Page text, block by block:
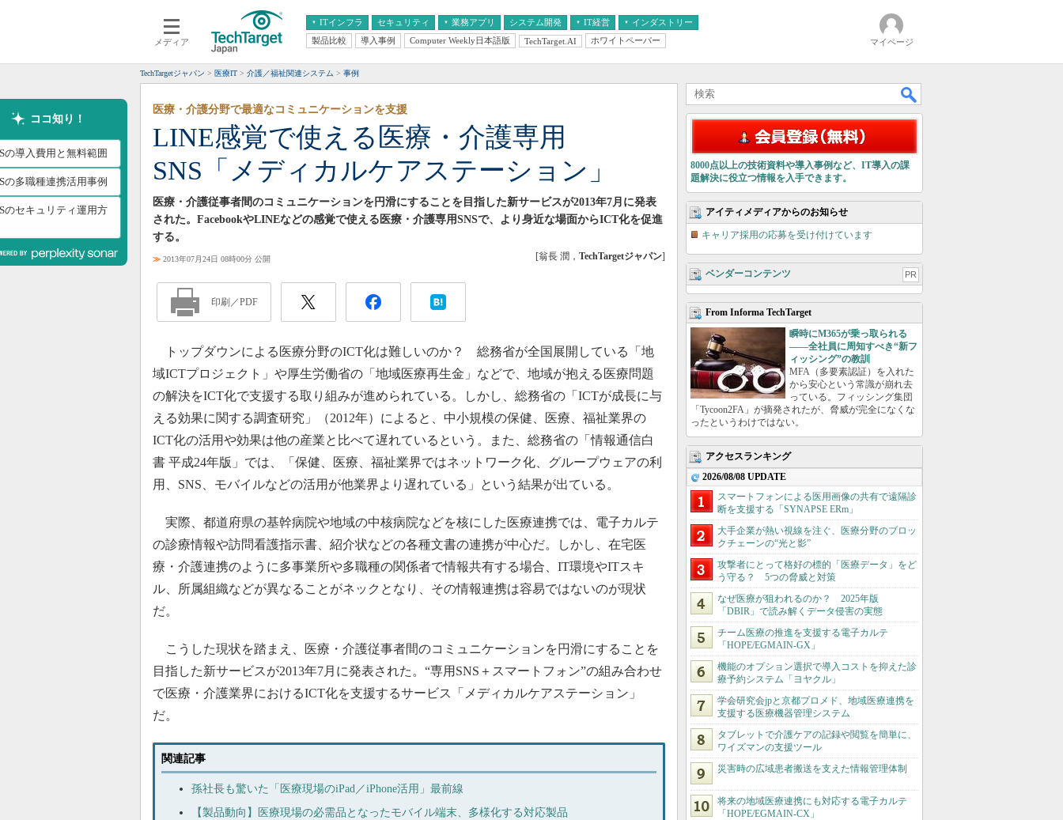
メディア
ITインフラ
クラウド
スマートモバイル
ネットワーク
システム運用管理
セキュリティ 業務アプリ
エンタープライズAI
ERP
CX
情報系システム
システム開発 IT経営
経営とIT
インダストリー
医療IT
製品比較 導入事例 Computer Weekly日本語版 TechTarget.AI ホワイトペーパー マイページ
TechTargetジャパン 医療IT 介護／福祉関連システム 事例
ココ知り！
の導入費用と無料範囲
の多職種連携活用事例
のセキュリティ運用方
LINE感覚で使える医療・介護専用
SNS「メディカルケアステーション」
医療・介護分野で最適なコミュニケーションを支援
医療・介護従事者間のコミュニケーションを円滑にすることを目指した新サービスが2013年7月に発表
された。FacebookやLINEなどの感覚で使える医療・介護専用SNSで、より身近な場面からICT化を促進
する。
≫ 2013年07月24日 08時00分 公開 [翁長 潤， TechTargetジャパン]
印刷／PDF
トップダウンによる医療分野のICT化は難しいのか？ 総務省が全国展開している「地
域ICTプロジェクト」や厚生労働省の「地域医療再生金」などで、地域が抱える医療問題
の解決をICT化で支援する取り組みが進められている。しかし、総務省の「ICTが成長に与
える効果に関する調査研究」（2012年）によると、中小規模の保健、医療、福祉業界の
ICT化の活用や効果は他の産業と比べて遅れているという。また、総務省の「情報通信白
書 平成24年版」では、「保健、医療、福祉業界ではネットワーク化、グループウェアの利
用、SNS、モバイルなどの活用が他業界より遅れている」という結果が出ている。
実際、都道府県の基幹病院や地域の中核病院などを核にした医療連携では、電子カルテ
の診療情報や訪問看護指示書、紹介状などの各種文書の連携が中心だ。しかし、在宅医
療・介護連携のように多事業所や多職種の関係者で情報共有する場合、IT環境やITスキ
ル、所属組織などが異なることがネックとなり、その情報連携は容易ではないのが現状
だ。
こうした現状を踏まえ、医療・介護従事者間のコミュニケーションを円滑にすることを
目指した新サービスが2013年7月に発表された。“専用SNS＋スマートフォン”の組み合わせ
で医療・介護業界におけるICT化を支援するサービス「メディカルケアステーション」
だ。
関連記事
孫社長も驚いた「医療現場のiPad／iPhone活用」最前線
【製品動向】医療現場の必需品となったモバイル端末、多様化する対応製品
8000点以上の技術資料や導入事例など、IT導入の課
題解決に役立つ情報を入手できます。
アイティメディアからのお知らせ
キャリア採用の応募を受け付けています
ベンダーコンテンツ PR
From Informa TechTarget
瞬時にM365が乗っ取られる
――全社員に周知すべき“新フ
ィッシング”の教訓
MFA（多要素認証）を入れた
から安心という常識が崩れ去
っている。フィッシング集団
「Tycoon2FA」が摘発されたが、脅威が完全になくな
ったというわけではない。
アクセスランキング
2026/08/08 UPDATE
スマートフォンによる医用画像の共有で遠隔診
断を支援する「SYNAPSE ERm」
大手企業が熱い視線を注ぐ、医療分野のブロッ
クチェーンの“光と影”
攻撃者にとって格好の標的「医療データ」をど
う守る？ 5つの脅威と対策
なぜ医療が狙われるのか？ 2025年版
「DBIR」で読み解くデータ侵害の実態
チーム医療の推進を支援する電子カルテ
「HOPE/EGMAIN-GX」
機能のオプション選択で導入コストを抑えた診
療予約システム「ヨヤクル」
学会研究会jpと京都プロメド、地域医療連携を
支援する医療機器管理システム
タブレットで介護ケアの記録や閲覧を簡単に、
ワイズマンの支援ツール
災害時の広域患者搬送を支えた情報管理体制
将来の地域医療連携にも対応する電子カルテ
「HOPE/EGMAIN-CX」